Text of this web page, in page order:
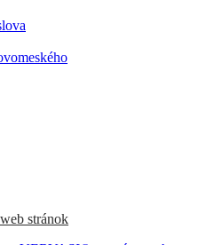
stránok